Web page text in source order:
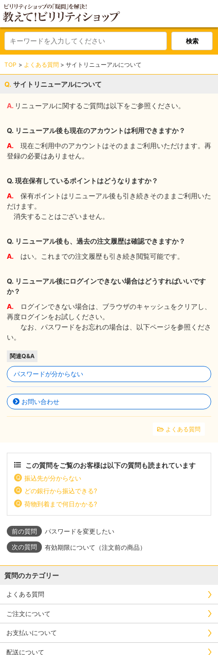
TOP よくある質問 サイトリニューアルについて
サイトリニューアルについて
リニューアルに関するご質問は以下をご参照ください。
Q. リニューアル後も現在のアカウントは利用できますか？
A. 現在ご利用中のアカウントはそのままご利用いただけます。再
登録の必要はありません。
Q. 現在保有しているポイントはどうなりますか？
A. 保有ポイントはリニューアル後も引き続きそのままご利用いた
だけます。
消失することはございません。
Q. リニューアル後も、過去の注文履歴は確認できますか？
A. はい。これまでの注文履歴も引き続き閲覧可能です。
Q. リニューアル後にログインできない場合はどうすればいいです
か？
A. ログインできない場合は、ブラウザのキャッシュをクリアし、
再度ログインをお試しください。
なお、パスワードをお忘れの場合は、以下ページを参照くださ
い。
関連Q&A
パスワードが分からない
お問い合わせ
よくある質問
この質問をご覧のお客様は以下の質問も読まれています
振込先が分からない
どの銀行から振込できる?
荷物到着まで何日かかる?
パスワードを変更したい
有効期限について（注文前の商品）
質問のカテゴリー
よくある質問
ご注文について
お支払いについて
配送について